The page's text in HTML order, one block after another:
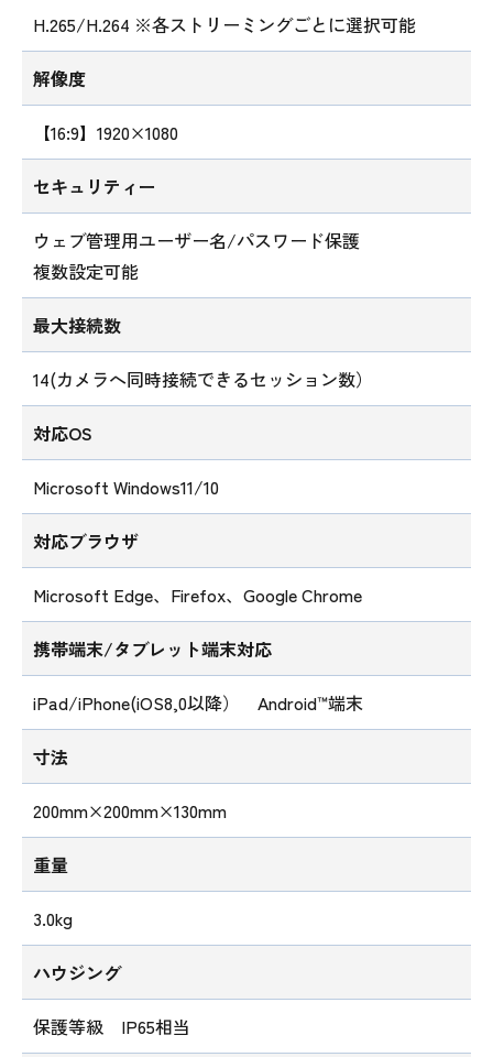
H.265/H.264 ※各ストリーミングごとに選択可能
解像度
【16:9】1920×1080
セキュリティー
ウェブ管理用ユーザー名/パスワード保護
複数設定可能
最大接続数
14(カメラへ同時接続できるセッション数）
対応OS
Microsoft Windows11/10
対応ブラウザ
Microsoft Edge、Firefox、Google Chrome
携帯端末/タブレット端末対応
iPad/iPhone(iOS8,0以降） Android™端末
寸法
200mm×200mm×130mm
重量
3.0kg
ハウジング
保護等級 IP65相当